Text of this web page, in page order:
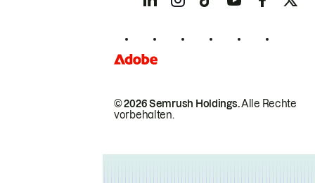
© 2026 Semrush Holdings.Alle Rechte
vorbehalten.